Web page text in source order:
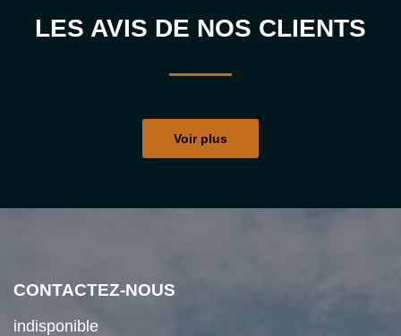
LES AVIS DE NOS CLIENTS
Voir plus
CONTACTEZ-NOUS
indisponible